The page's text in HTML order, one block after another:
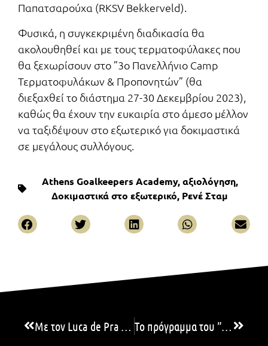
Παπατσαρούχα (RKSV Bekkerveld).
Φυσικά, η συγκεκριμένη διαδικασία θα
ακολουθηθεί και με τους τερματοφύλακες που
θα ξεχωρίσουν στο ”3ο Πανελλήνιο Camp
Τερματοφυλάκων & Προπονητών” (θα
διεξαχθεί το διάστημα 27-30 Δεκεμβρίου 2023),
καθώς θα έχουν την ευκαιρία στο άμεσο μέλλον
να ταξιδέψουν στο εξωτερικό για δοκιμαστικά
σε μεγάλους συλλόγους.
Athens Goalkeepers Academy,αξιολόγηση,
Δοκιμαστικά στο εξωτερικό, Ρενέ Σταμ
Με τον Luca de Pra της Τζένοα το ”3ο Πανελλήνιο Camp Τερματοφυλάκων & Προπονητών” στις 27-30 Δεκεμβρίου 2023 – Online εγγραφές Το πρόγραμμα του ”3ου Πανελλήνιου Camp Τερματοφυλάκων & Προπονητών”